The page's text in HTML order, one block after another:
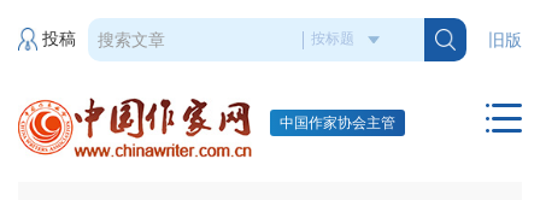
旧版
投稿
中国作家协会主管